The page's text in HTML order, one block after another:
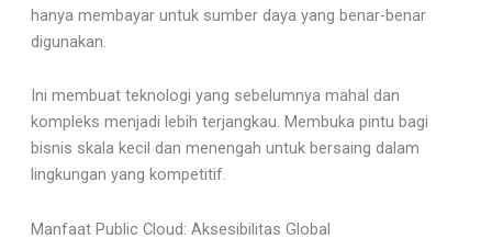
hanya membayar untuk sumber daya yang benar-benar
digunakan.
Ini membuat teknologi yang sebelumnya mahal dan
kompleks menjadi lebih terjangkau. Membuka pintu bagi
bisnis skala kecil dan menengah untuk bersaing dalam
lingkungan yang kompetitif.
Manfaat Public Cloud: Aksesibilitas Global